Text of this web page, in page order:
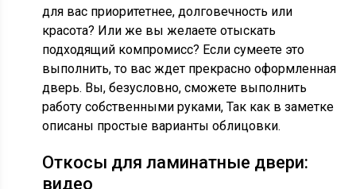
для вас приоритетнее, долговечность или
красота? Или же вы желаете отыскать
подходящий компромисс? Если сумеете это
выполнить, то вас ждет прекрасно оформленная
дверь. Вы, безусловно, сможете выполнить
работу собственными руками, Так как в заметке
описаны простые варианты облицовки.
Откосы для ламинатные двери:
видео